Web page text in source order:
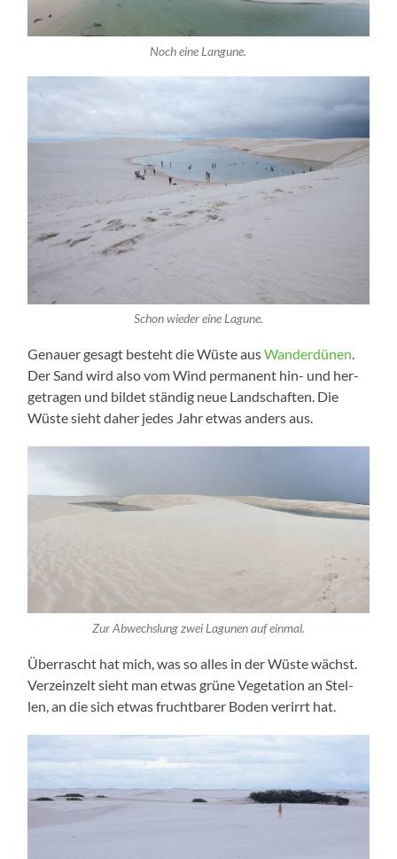
Noch eine Langune.
Schon wie­der eine Lagune.
Genau­er gesagt besteht die Wüs­te ausWan­der­dü­nen.
Der Sand wird also vom Wind per­ma­nent hin- und her­
ge­tra­gen und bil­det stän­dig neue Land­schaf­ten. Die
Wüs­te sieht daher jedes Jahr etwas anders aus.
Zur Abwechs­lung zwei Lagu­nen auf einmal.
Über­rascht hat mich, was so alles in der Wüs­te wächst.
Verz­ein­zelt sieht man etwas grü­ne Vege­ta­ti­on an Stel­
len, an die sich etwas frucht­ba­rer Boden ver­irrt hat.